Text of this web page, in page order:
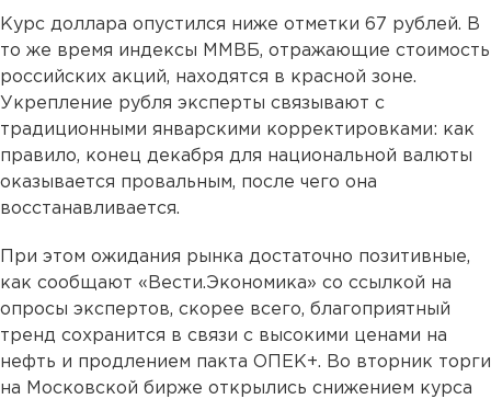
Курс доллара опустился ниже отметки 67 рублей. В
то же время индексы ММВБ, отражающие стоимость
российских акций, находятся в красной зоне.
Укрепление рубля эксперты связывают с
традиционными январскими корректировками: как
правило, конец декабря для национальной валюты
оказывается провальным, после чего она
восстанавливается.
При этом ожидания рынка достаточно позитивные,
как сообщают «Вести.Экономика» со ссылкой на
опросы экспертов, скорее всего, благоприятный
тренд сохранится в связи с высокими ценами на
нефть и продлением пакта ОПЕК+. Во вторник торги
на Московской бирже открылись снижением курса